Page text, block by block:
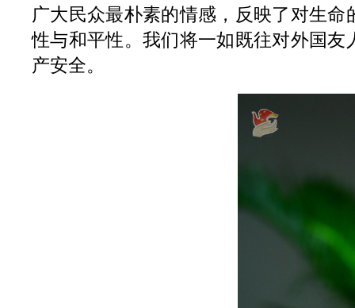
广大民众最朴素的情感，反映了对生
性与和平性。我们将一如既往对外国
产安全。